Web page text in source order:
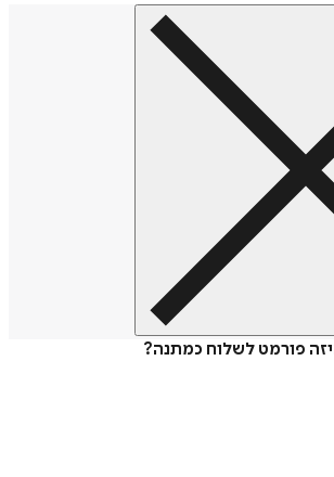
פורמט לשלוח כמתנה?